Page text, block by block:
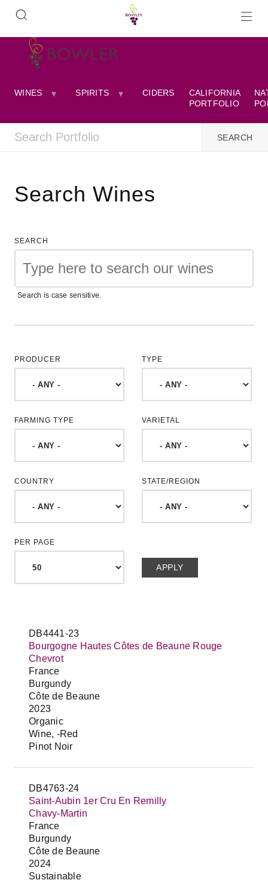
WINES SPIRITS CIDERS
CALIFORNIA
PORTFOLIO
Search Wines
SEARCH
Search is case sensitive.
PRODUCER TYPE
FARMING TYPE VARIETAL
COUNTRY STATE/REGION
PER PAGE
DB4441-23
Bourgogne Hautes Côtes de Beaune Rouge
Chevrot
France
Burgundy
Côte de Beaune
2023
Organic
Wine, -Red
Pinot Noir
DB4763-24
Saint-Aubin 1er Cru En Remilly
Chavy-Martin
France
Burgundy
Côte de Beaune
2024
Sustainable